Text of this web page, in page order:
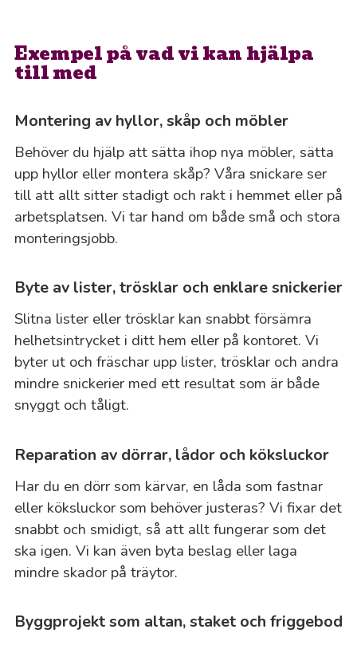
Exempel på vad vi kan hjälpa
till med
Montering av hyllor, skåp och möbler
Behöver du hjälp att sätta ihop nya möbler, sätta
upp hyllor eller montera skåp? Våra snickare ser
till att allt sitter stadigt och rakt i hemmet eller på
arbetsplatsen. Vi tar hand om både små och stora
monteringsjobb.
Byte av lister, trösklar och enklare snickerier
Slitna lister eller trösklar kan snabbt försämra
helhetsintrycket i ditt hem eller på kontoret. Vi
byter ut och fräschar upp lister, trösklar och andra
mindre snickerier med ett resultat som är både
snyggt och tåligt.
Reparation av dörrar, lådor och köksluckor
Har du en dörr som kärvar, en låda som fastnar
eller köksluckor som behöver justeras? Vi fixar det
snabbt och smidigt, så att allt fungerar som det
ska igen. Vi kan även byta beslag eller laga
mindre skador på träytor.
Byggprojekt som altan, staket och friggebod